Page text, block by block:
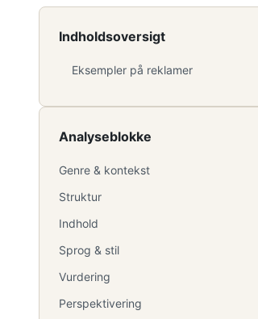
Indholdsoversigt
Eksempler på reklamer
Analyseblokke
Genre & kontekst
Struktur
Indhold
Sprog & stil
Vurdering
Perspektivering